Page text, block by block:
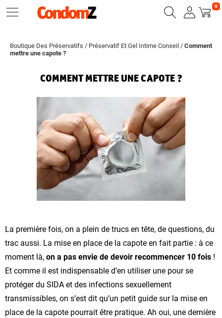
0
Boutique Des Préservatifs / Préservatif Et Gel Intime Conseil / Comment
mettre une capote ?
COMMENT METTRE UNE CAPOTE ?
La première fois, on a plein de trucs en tête, de questions, du
trac aussi. La mise en place de la capote en fait partie : à ce
moment là, on a pas envie de devoir recommencer 10 fois !
Et comme il est indispensable d’en utiliser une pour se
protéger du SIDA et des infections sexuellement
transmissibles, on s’est dit qu’un petit guide sur la mise en
place de la capote pourrait être pratique. Ah oui, une dernière